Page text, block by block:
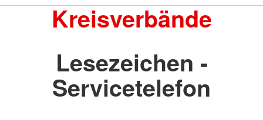
Kreisverbände
Lesezeichen -
Servicetelefon